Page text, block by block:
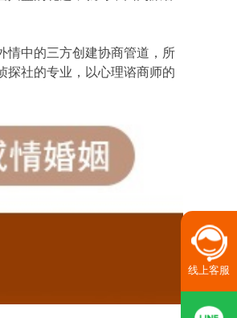
情中的三方创建协商管道，所
探社的专业，以心理谘商师的
线上客服